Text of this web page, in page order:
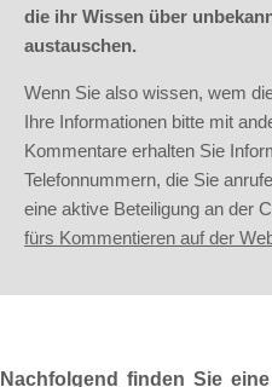
die ihr Wissen über
austauschen.
Wenn Sie also wissen, wem
Ihre Informationen bitte mit
Kommentare erhalten Sie
Telefonnummern, die Sie
eine aktive Beteiligung an der
fürs Kommentieren auf der
Nachfolgend finden Sie